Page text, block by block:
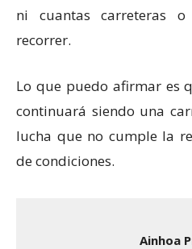
ni cuantas carreteras
recorrer.
Lo que puedo afirmar es
continuará siendo una
lucha que no cumple la
de condiciones.
Ainhoa